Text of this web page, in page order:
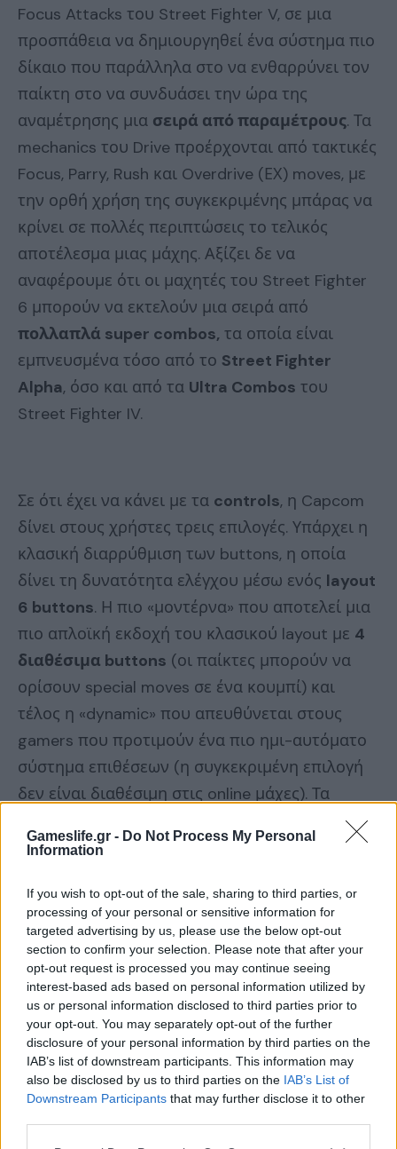
Gameslife.gr - Do Not Process My Personal
Information
If you wish to opt-out of the sale, sharing to third parties, or
processing of your personal or sensitive information for
targeted advertising by us, please use the below opt-out
section to confirm your selection. Please note that after your
opt-out request is processed you may continue seeing
interest-based ads based on personal information utilized by
us or personal information disclosed to third parties prior to
your opt-out. You may separately opt-out of the further
disclosure of your personal information by third parties on the
IAB’s list of downstream participants. This information may
also be disclosed by us to third parties on the IAB’s List of
Downstream Participants that may further disclose it to other
Focus Attacks του Street Fighter V, σε μια
προσπάθεια να δημιουργηθεί ένα σύστημα πιο
δίκαιο που παράλληλα στο να ενθαρρύνει τον
παίκτη στο να συνδυάσει την ώρα της
αναμέτρησης μια σειρά από παραμέτρους. Τα
mechanics του Drive προέρχονται από τακτικές
Focus, Parry, Rush και Overdrive (ΕΧ) moves, με
την ορθή χρήση της συγκεκριμένης μπάρας να
κρίνει σε πολλές περιπτώσεις το τελικός
αποτέλεσμα μιας μάχης. Αξίζει δε να
αναφέρουμε ότι οι μαχητές του Street Fighter
6 μπορούν να εκτελούν μια σειρά από
πολλαπλά super combos, τα οποία είναι
εμπνευσμένα τόσο από το Street Fighter
Alpha, όσο και από τα Ultra Combos του
Street Fighter IV.
Σε ότι έχει να κάνει με τα controls, η Capcom
δίνει στους χρήστες τρεις επιλογές. Υπάρχει η
κλασική διαρρύθμιση των buttons, η οποία
δίνει τη δυνατότητα ελέγχου μέσω ενός layout
6 buttons. Η πιο «μοντέρνα» που αποτελεί μια
πιο απλοϊκή εκδοχή του κλασικού layout με 4
διαθέσιμα buttons (οι παίκτες μπορούν να
ορίσουν special moves σε ένα κουμπί) και
τέλος η «dynamic» που απευθύνεται στους
gamers που προτιμούν ένα πιο ημι-αυτόματο
σύστημα επιθέσεων (η συγκεκριμένη επιλογή
δεν είναι διαθέσιμη στις online μάχες). Τα
στόχος του Street Fighter 6 είναι να προσφέρει
του χρήστη, με την Capcom να κάνει ένα
«άνοιγμα»και στους πιο αρχάριους παίκτες.
Σε ότι έχει να κάνει με τοrosterτων μαχητών
σίγουρα αυτό δεν θα απογοητεύσει κανέναν
φανατικό φίλο του Street Fighter, καθώς το 6
game της δημοφιλούς σειράς είναι γεμάτο από
διαφορετικούς και πολυποίκιλους ήρωες, όπου